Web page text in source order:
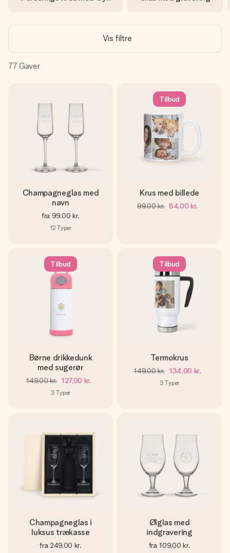
billede af dig eller en besked, der går lige i hendes hjerte.
Vis filtre
77 Gaver
Champagneglas med
navn
fra 99,00 kr.
12 Typer
Tilbud
Krus med billede
99,00 kr. 84,00 kr.
Tilbud
Børne drikkedunk
med sugerør
149,00 kr. 127,00 kr.
3 Typer
Tilbud
Termokrus
149,00 kr. 134,00 kr.
3 Typer
Champagneglas i
luksus trækasse
fra 249,00 kr.
Ølglas med
indgravering
fra 109,00 kr.